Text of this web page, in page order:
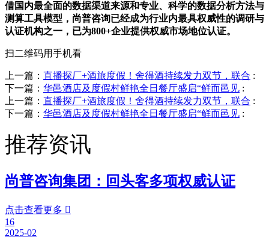
借国内最全面的数据渠道来源和专业、科学的数据分析方法与
测算工具模型，尚普咨询已经成为行业内最具权威性的调研与
认证机构之一，已为800+企业提供权威市场地位认证。
扫二维码用手机看
上一篇： 直播探厂+酒旅度假！舍得酒持续发力双节，联合 :
下一篇： 华邑酒店及度假村鲜艳全日餐厅盛启“鲜而邑见 :
上一篇： 直播探厂+酒旅度假！舍得酒持续发力双节，联合 :
下一篇： 华邑酒店及度假村鲜艳全日餐厅盛启“鲜而邑见 :
推荐资讯
尚普咨询集团：回头客多项权威认证
点击查看更多 
16
2025-02